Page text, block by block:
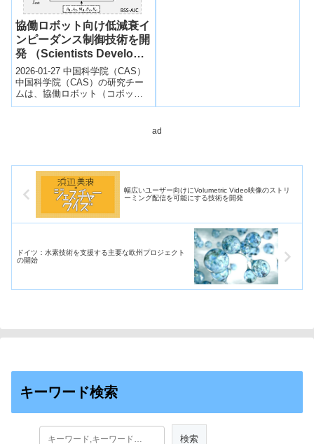
協働ロボット向け低減衰イ
ンピーダンス制御技術を開
発 （Scientists Develop
Advanced Low-Damping
Impedance Control for
Collaborative Robots）
2026-01-27 中国科学院（CAS）
中国科学院（CAS）の研究チー
ムは、協働ロボット（コボッ
ト）が高い剛性と同時に外力に
ad
幅広いユーザー向けにVolumetric Video映像のストリ
ーミング配信を可能にする技術を開発
ドイツ：水素技術を支援する主要な欧州プロジェクト
の開始
キーワード検索